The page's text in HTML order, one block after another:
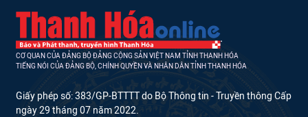
CƠ QUAN CỦA ĐẢNG BỘ ĐẢNG CỘNG SẢN VIỆT NAM TỈNH THANH HÓA
TIẾNG NÓI CỦA ĐẢNG BỘ, CHÍNH QUYỀN VÀ NHÂN DÂN TỈNH THANH HÓA
Giấy phép số: 383/GP-BTTTT do Bộ Thông tin - Truyền thông Cấp
ngày 29 tháng 07 năm 2022.